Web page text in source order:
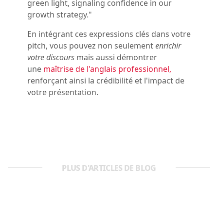
green light, signaling confidence in our
growth strategy."
En intégrant ces expressions clés dans votre
pitch, vous pouvez non seulementenrichir
votre discours mais aussi démontrer
une maîtrise de l'anglais professionnel,
renforçant ainsi la crédibilité et l'impact de
votre présentation.
PLUS D'ARTICLES DE BLOG